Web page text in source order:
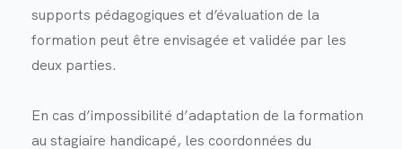
supports pédagogiques et d’évaluation de la
formation peut être envisagée et validée par les
deux parties.
En cas d’impossibilité d’adaptation de la formation
au stagiaire handicapé, les coordonnées du